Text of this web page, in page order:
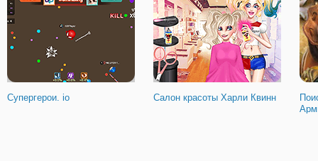
Супергерои. io Салон красоты Харли Квинн